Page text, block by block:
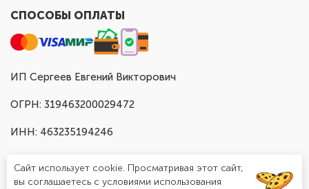
СПОСОБЫ ОПЛАТЫ
ИП Сергеев Евгений Викторович
ОГРН: 319463200029472
ИНН: 463235194246
Сайт использует cookie. Просматривая этот сайт,
вы соглашаетесь с условиями использования